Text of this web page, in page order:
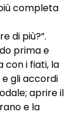
completa
di più?”.
prima e
con i fiati, la
gli accordi
aprire il
e la